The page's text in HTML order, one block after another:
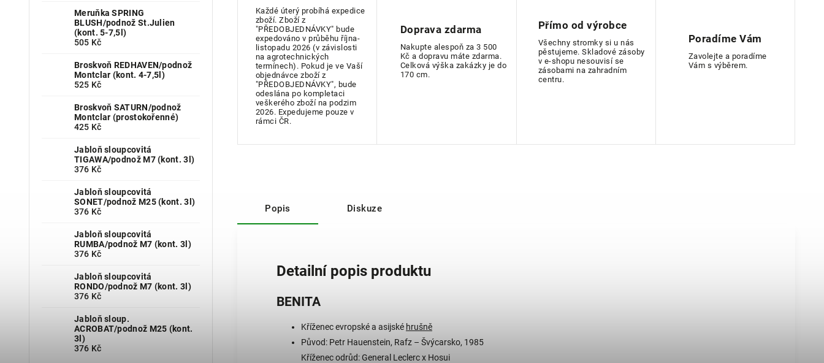
Meruňka SPRING
BLUSH/podnož St.Julien
(kont. 5-7,5l)
505 Kč
Broskvoň REDHAVEN/podnož
Montclar (kont. 4-7,5l)
525 Kč
Broskvoň SATURN/podnož
Montclar (prostokořenné)
425 Kč
Jabloň sloupcovitá
TIGAWA/podnož M7 (kont. 3l)
376 Kč
Jabloň sloupcovitá
SONET/podnož M25 (kont. 3l)
376 Kč
Jabloň sloupcovitá
RUMBA/podnož M7 (kont. 3l)
376 Kč
Jabloň sloupcovitá
RONDO/podnož M7 (kont. 3l)
376 Kč
Jabloň sloup.
ACROBAT/podnož M25 (kont.
3l)
376 Kč
Každé úterý probíhá expedice
zboží. Zboží z
"PŘEDOBJEDNÁVKY" bude
expedováno v průběhu října-
listopadu 2026 (v závislosti
na agrotechnických
termínech). Pokud je ve Vaší
objednávce zboží z
"PŘEDOBJEDNÁVKY", bude
odeslána po kompletaci
veškerého zboží na podzim
2026. Expedujeme pouze v
rámci ČR.
Doprava zdarma
Nakupte alespoň za 3 500
Kč a dopravu máte zdarma.
Celková výška zakázky je do
170 cm.
Přímo od výrobce
Všechny stromky si u nás
pěstujeme. Skladové zásoby
v e-shopu nesouvisí se
zásobami na zahradním
centru.
Poradíme Vám
Zavolejte a poradíme
Vám s výběrem.
Popis Diskuze
Detailní popis produktu
BENITA
Kříženec evropské a asijské hrušně
Původ: Petr Hauenstein, Rafz – Švýcarsko, 1985
Kříženec odrůd: General Leclerc x Hosui